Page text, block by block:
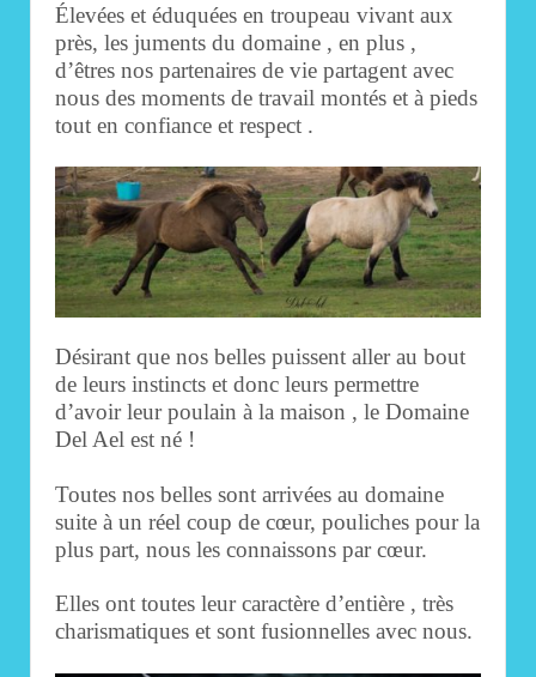
Élevées et éduquées en troupeau vivant aux
près, les juments du domaine , en plus ,
d’êtres nos partenaires de vie partagent avec
nous des moments de travail montés et à pieds
tout en confiance et respect .
Désirant que nos belles puissent aller au bout
de leurs instincts et donc leurs permettre
d’avoir leur poulain à la maison , le Domaine
Del Ael est né !
Toutes nos belles sont arrivées au domaine
suite à un réel coup de cœur, pouliches pour la
plus part, nous les connaissons par cœur.
Elles ont toutes leur caractère d’entière , très
charismatiques et sont fusionnelles avec nous.